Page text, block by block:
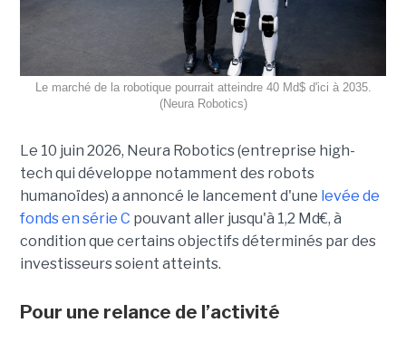
Le marché de la robotique pourrait atteindre 40 Md$ d'ici à 2035.
(Neura Robotics)
Le 10 juin 2026, Neura Robotics (entreprise high-
tech qui développe notamment des robots
humanoïdes) a annoncé le lancement d'une levée de
fonds en série C pouvant aller jusqu'à 1,2 Md€, à
condition que certains objectifs déterminés par des
investisseurs soient atteints.
Pour une relance de l’activité